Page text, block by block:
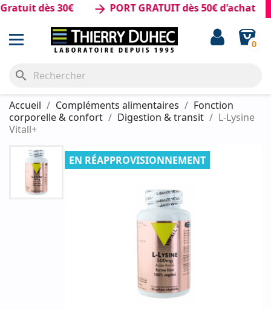
dès 30€ PORT GRATUIT dès 50€ d'achat
0
search
Accueil Compléments alimentaires
Fonction
corporelle & confort
Digestion & transit
L-Lysine
Vitall+
EN RÉAPPROVISIONNEMENT